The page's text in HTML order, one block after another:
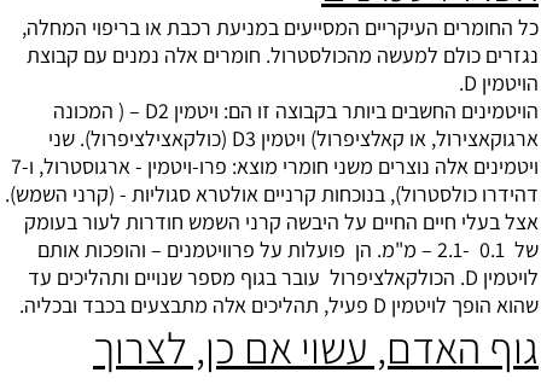
כל החומרים העיקריים המסייעים במניעת רכבת או בריפוי המחלה,
נגזרים כולם למעשה מהכולסטרול. חומרים אלה נמנים עם קבוצת
הויטמין D
.
הויטמינים החשבים ביותר בקבוצה זו הם: ויטמין D2 – ( המכונה
ארגוקאצירול, או קאלציפרול) ויטמין D3 (כולקאצילציפרול). שני
ויטמינים אלה נוצרים משני חומרי מוצא: פרו-ויטמין - ארגוסטרול, ו-7
דהידרו כולסטרול), בנוכחות קרניים אולטרא סגוליות - (קרני השמש).
אצל בעלי חיים החיים על היבשה קרני השמש חודרות לעור בעומק
של 0.1 -2.1 – מ"מ. הן פועלות על פרוויטמנים – והופכות אותם
לויטמין D. הכולקאלציפרול עובר בגוף מספר שנויים ותהליכים עד
שהוא הופך לויטמין D פעיל, תהליכים אלה מתבצעים בכבד ובכליה.
גוף האדם, עשוי אם כן, לצרוך